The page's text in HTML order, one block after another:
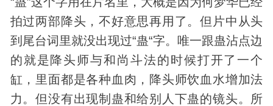
拍过两部降头，不好意思再用了。但片中从头
到尾台词里就没出现过“蛊“字。唯一跟蛊沾点边
的就是降头师与和尚斗法的时候打开了一个
缸，里面都是各种血肉，降头师饮血水增加法
力。但没有出现制蛊和给别人下蛊的镜头。所